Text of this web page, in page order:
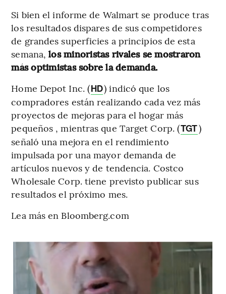
Si bien el informe de Walmart se produce tras
los resultados dispares de sus competidores
de grandes superficies a principios de esta
semana,los minoristas rivales se mostraron
más optimistas sobre la demanda.
Home Depot Inc. (HD) indicó que los
compradores están realizando cada vez más
proyectos de mejoras para el hogar más
pequeños , mientras que Target Corp. (TGT)
señaló una mejora en el rendimiento
impulsada por una mayor demanda de
artículos nuevos y de tendencia. Costco
Wholesale Corp. tiene previsto publicar sus
resultados el próximo mes.
Lea más en Bloomberg.com